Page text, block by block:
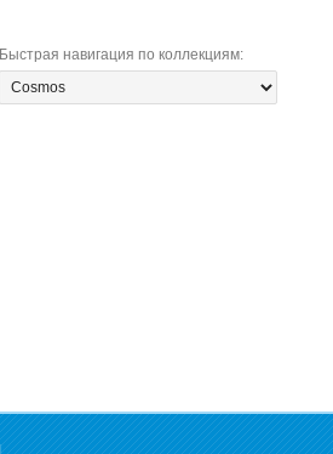
Быстрая навигация по коллекциям: